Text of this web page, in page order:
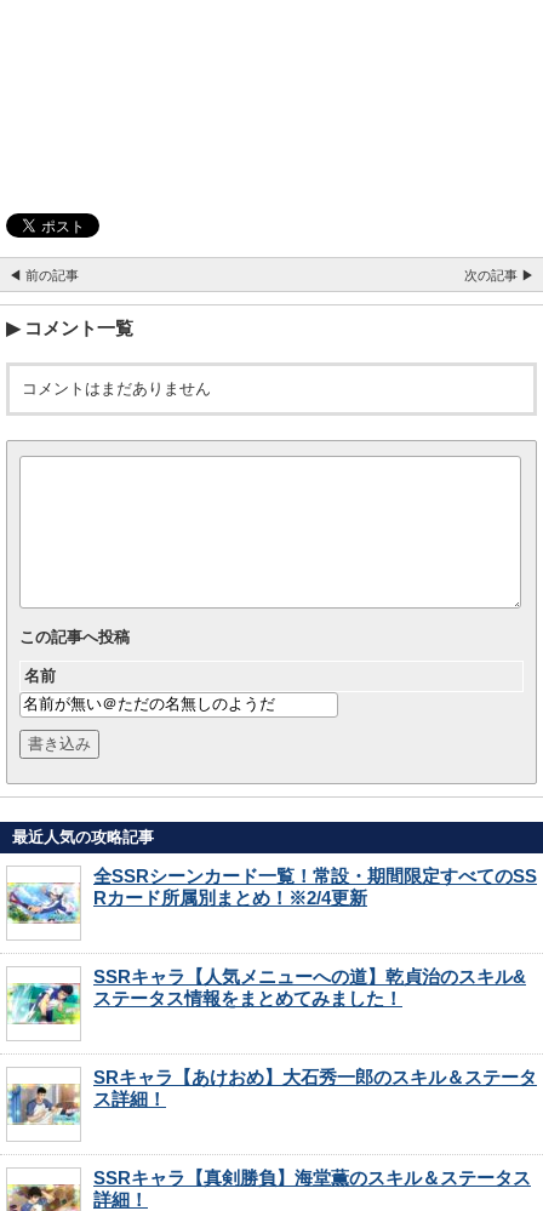
◀ 前の記事 次の記事 ▶
コメント一覧
コメントはまだありません
この記事へ投稿
名前
最近人気の攻略記事
全SSRシーンカード一覧！常設・期間限定すべてのSS
Rカード所属別まとめ！※2/4更新
SSRキャラ【人気メニューへの道】乾貞治のスキル&
ステータス情報をまとめてみました！
SRキャラ【あけおめ】大石秀一郎のスキル＆ステータ
ス詳細！
SSRキャラ【真剣勝負】海堂薫のスキル＆ステータス
詳細！